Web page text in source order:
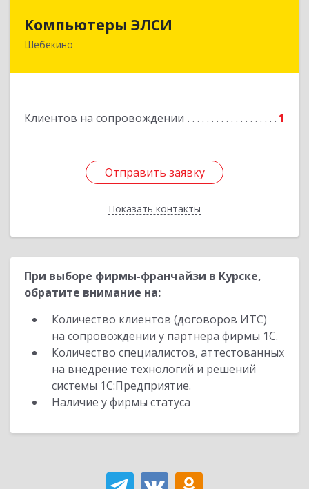
Компьютеры ЭЛСИ
Шебекино
Клиентов на сопровождении 1
Отправить заявку
Показать контакты
Отправить заявку
Назад
При выборе фирмы-франчайзи в Курске,
обратите внимание на:
Количество клиентов (договоров ИТС)
на сопровождении у партнера фирмы 1С.
Количество специалистов, аттестованных
на внедрение технологий и решений
системы 1С:Предприятие.
Наличие у фирмы статуса